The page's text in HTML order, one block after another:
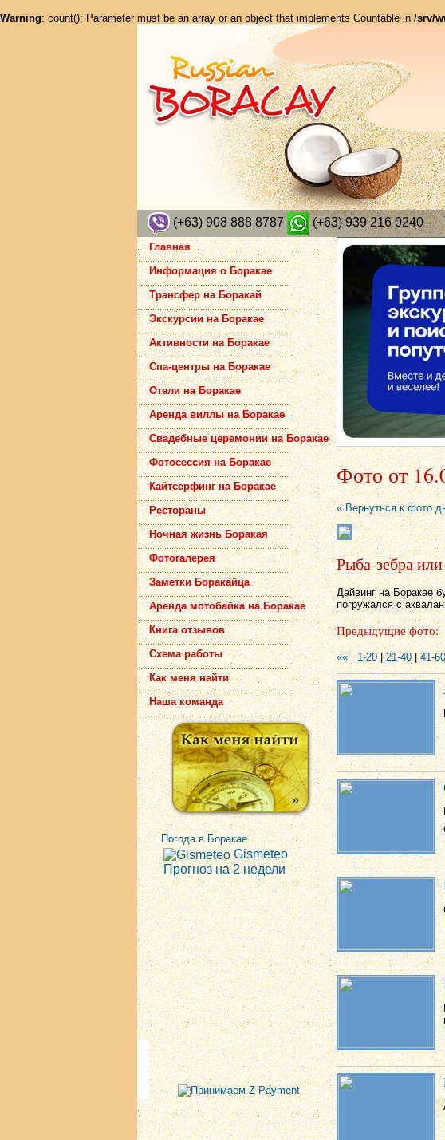
Warning: count(): Parameter must be an array or an object that implements Countable in /srv/
(+63) 908 888 8787 (+63) 939 216 0240
Главная
Информация о Боракае
Трансфер на Боракай
Экскурсии на Боракае
Активности на Боракае
Спа-центры на Боракае
Отели на Боракае
Аренда виллы на Боракае
Свадебные церемонии на Боракае
Фотосессия на Боракае
Кайтсерфинг на Боракае
Рестораны
Ночная жизнь Боракая
Фотогалерея
Заметки Боракайца
Аренда мотобайка на Боракае
Книга отзывов
Схема работы
Как меня найти
Наша команда
Погода в Боракае
Gismeteo
Прогноз на 2 недели
Фото от
« Вернуться к фото
Рыба-зебра
Дайвинг на Боракае
погружался с
Предыдущие фото:
«« 1-20|21-40|41-60